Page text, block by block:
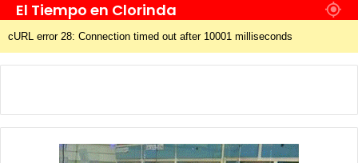
El Tiempo en Clorinda
cURL error 28: Connection timed out after 10001 milliseconds